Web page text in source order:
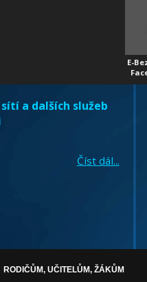
E-
a dalších služeb
Číst dál...
RODIČŮM, UČITELŮM, ŽÁKŮM